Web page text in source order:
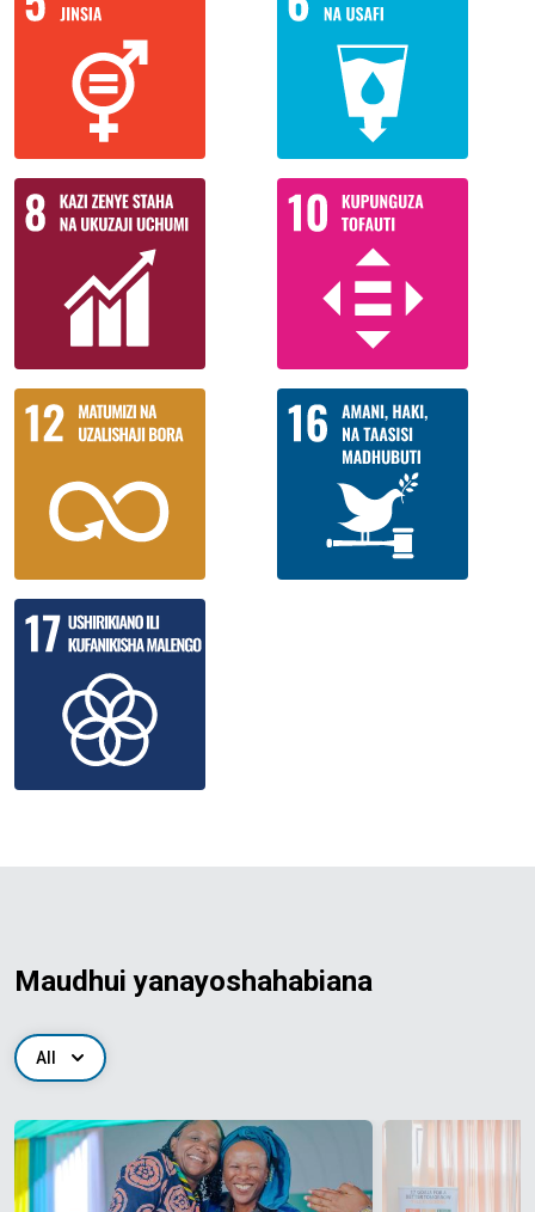
Maudhui yanayoshahabiana
All